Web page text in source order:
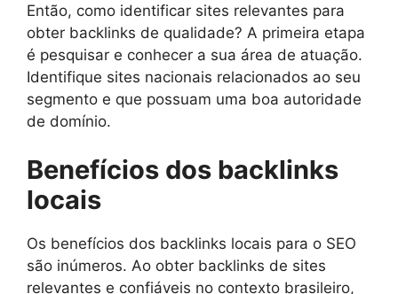
Então, como identificar sites relevantes para
obter backlinks de qualidade? A primeira etapa
é pesquisar e conhecer a sua área de atuação.
Identifique sites nacionais relacionados ao seu
segmento e que possuam uma boa autoridade
de domínio.
Benefícios dos backlinks
locais
Os benefícios dos backlinks locais para o SEO
são inúmeros. Ao obter backlinks de sites
relevantes e confiáveis no contexto brasileiro,